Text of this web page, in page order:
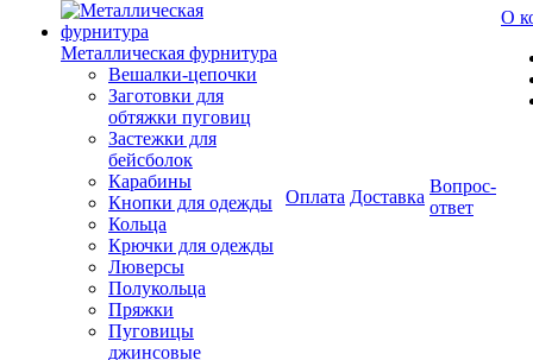
Металлическая фурнитура
Вешалки-цепочки
Заготовки для
обтяжки пуговиц
Застежки для
бейсболок
Карабины
Кнопки для одежды
Кольца
Крючки для одежды
Люверсы
Полукольца
Пряжки
Пуговицы
джинсовые
Оплата Доставка
Вопрос-
ответ
О